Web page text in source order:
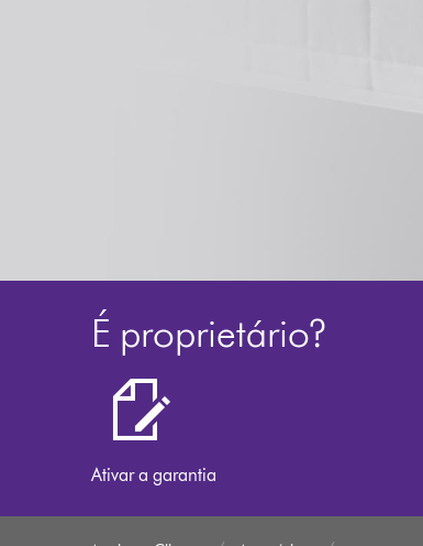
É proprietário?
Ativar a garantia